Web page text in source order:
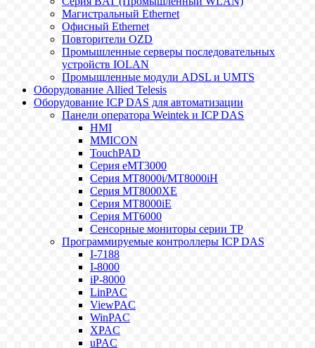
Магистральный Ethernet
Офисный Ethernet
Повторители OZD
Промышленные серверы последовательных
устройств IOLAN
Промышленные модули ADSL и UMTS
Оборудование Allied Telesis
Оборудование ICP DAS для автоматизации
Панели оператора Weintek и ICP DAS
HMI
MMICON
TouchPAD
Серия eMT3000
Серия MT8000i/MT8000iH
Серия MT8000XE
Серия MT8000iE
Серия MT6000
Сенсорные мониторы серии TP
Программируемые контроллеры ICP DAS
I-7188
I-8000
iP-8000
LinPAC
ViewPAC
WinPAC
XPAC
uPAC